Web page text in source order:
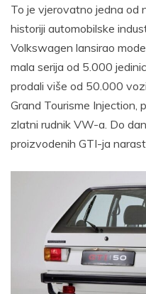
To je vjerovatno jedna od
historiji automobilske
Volkswagen lansirao
mala serija od 5.000
prodali više od 50.000
Grand Tourisme Injection,
zlatni rudnik VW-a. Do
proizvodenih GTI-ja